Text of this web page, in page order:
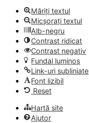
Măriți textul
Micșorați textul
Alb-negru
Contrast ridicat
Contrast negativ
Fundal luminos
Link-uri subliniate
Font lizibil
Reset
Hartă site
Ajutor